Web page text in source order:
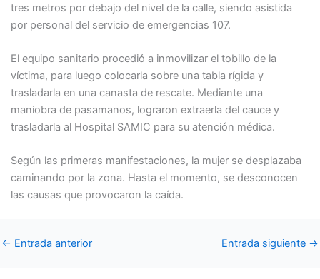
tres metros por debajo del nivel de la calle, siendo asistida
por personal del servicio de emergencias 107.
El equipo sanitario procedió a inmovilizar el tobillo de la
víctima, para luego colocarla sobre una tabla rígida y
trasladarla en una canasta de rescate. Mediante una
maniobra de pasamanos, lograron extraerla del cauce y
trasladarla al Hospital SAMIC para su atención médica.
Según las primeras manifestaciones, la mujer se desplazaba
caminando por la zona. Hasta el momento, se desconocen
las causas que provocaron la caída.
← Entrada anterior Entrada siguiente →